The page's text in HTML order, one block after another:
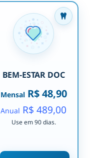
BEM-ESTAR DOC
MensalR$ 48,90
Anual R$ 489,00
Use em 90 dias.